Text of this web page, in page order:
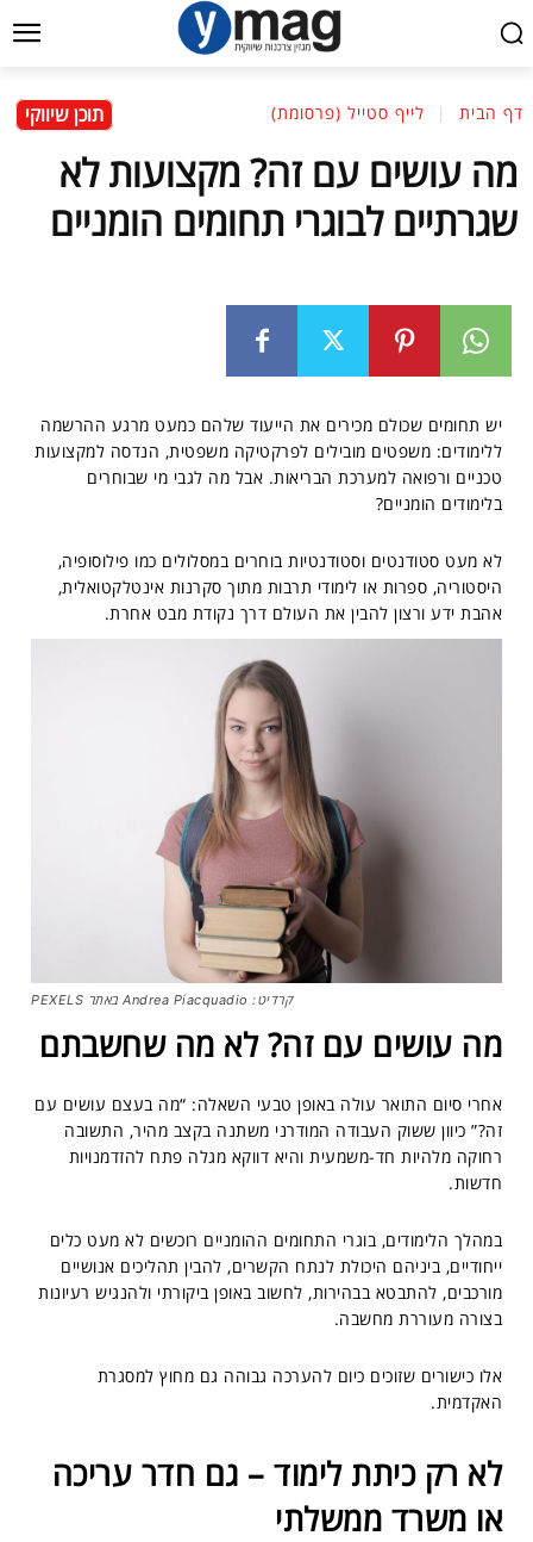
דף הבית לייף סטייל (פרסומת) תוכן שיווקי
מה עושים עם זה? מקצועות לא
שגרתיים לבוגרי תחומים הומניים
יש תחומים שכולם מכירים את הייעוד שלהם כמעט מרגע ההרשמה
ללימודים: משפטים מובילים לפרקטיקה משפטית, הנדסה למקצועות
טכניים ורפואה למערכת הבריאות. אבל מה לגבי מי שבוחרים
בלימודים הומניים?
לא מעט סטודנטים וסטודנטיות בוחרים במסלולים כמו פילוסופיה,
היסטוריה, ספרות או לימודי תרבות מתוך סקרנות אינטלקטואלית,
אהבת ידע ורצון להבין את העולם דרך נקודת מבט אחרת.
קרדיט: Andrea Piacquadio באתר PEXELS
מה עושים עם זה? לא מה שחשבתם
אחרי סיום התואר עולה באופן טבעי השאלה: “מה בעצם עושים עם
זה?” כיוון ששוק העבודה המודרני משתנה בקצב מהיר, התשובה
רחוקה מלהיות חד-משמעית והיא דווקא מגלה פתח להזדמנויות
חדשות.
במהלך הלימודים, בוגרי התחומים ההומניים רוכשים לא מעט כלים
ייחודיים, ביניהם היכולת לנתח הקשרים, להבין תהליכים אנושיים
מורכבים, להתבטא בבהירות, לחשוב באופן ביקורתי ולהנגיש רעיונות
בצורה מעוררת מחשבה.
אלו כישורים שזוכים כיום להערכה גבוהה גם מחוץ למסגרת
האקדמית.
לא רק כיתת לימוד – גם חדר עריכה
או משרד ממשלתי